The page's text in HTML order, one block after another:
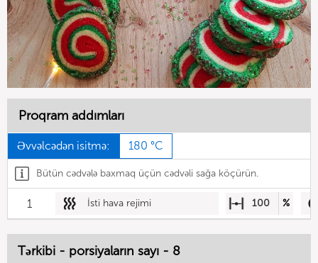
Proqram addımları
Əvvəlcədən isitmə: 180 °C
Bütün cədvələ baxmaq üçün cədvəli sağa köçürün.
1 İsti hava rejimi 100 %
Tərkibi - porsiyaların sayı - 8